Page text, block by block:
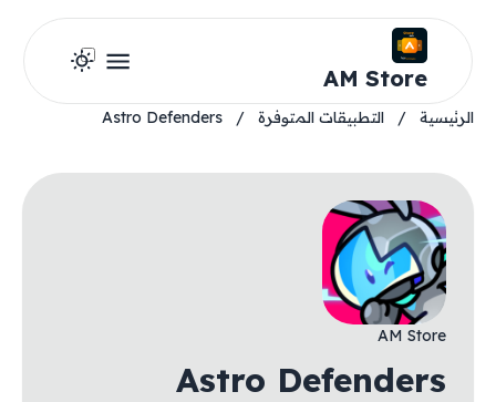
AM Store
الرئيسية / التطبيقات المتوفرة /
Astro Defenders
AM Store
Astro Defenders